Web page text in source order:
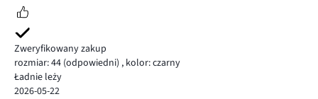
Zweryfikowany zakup
rozmiar: 44 (odpowiedni) , kolor: czarny
Ładnie leży
2026-05-22